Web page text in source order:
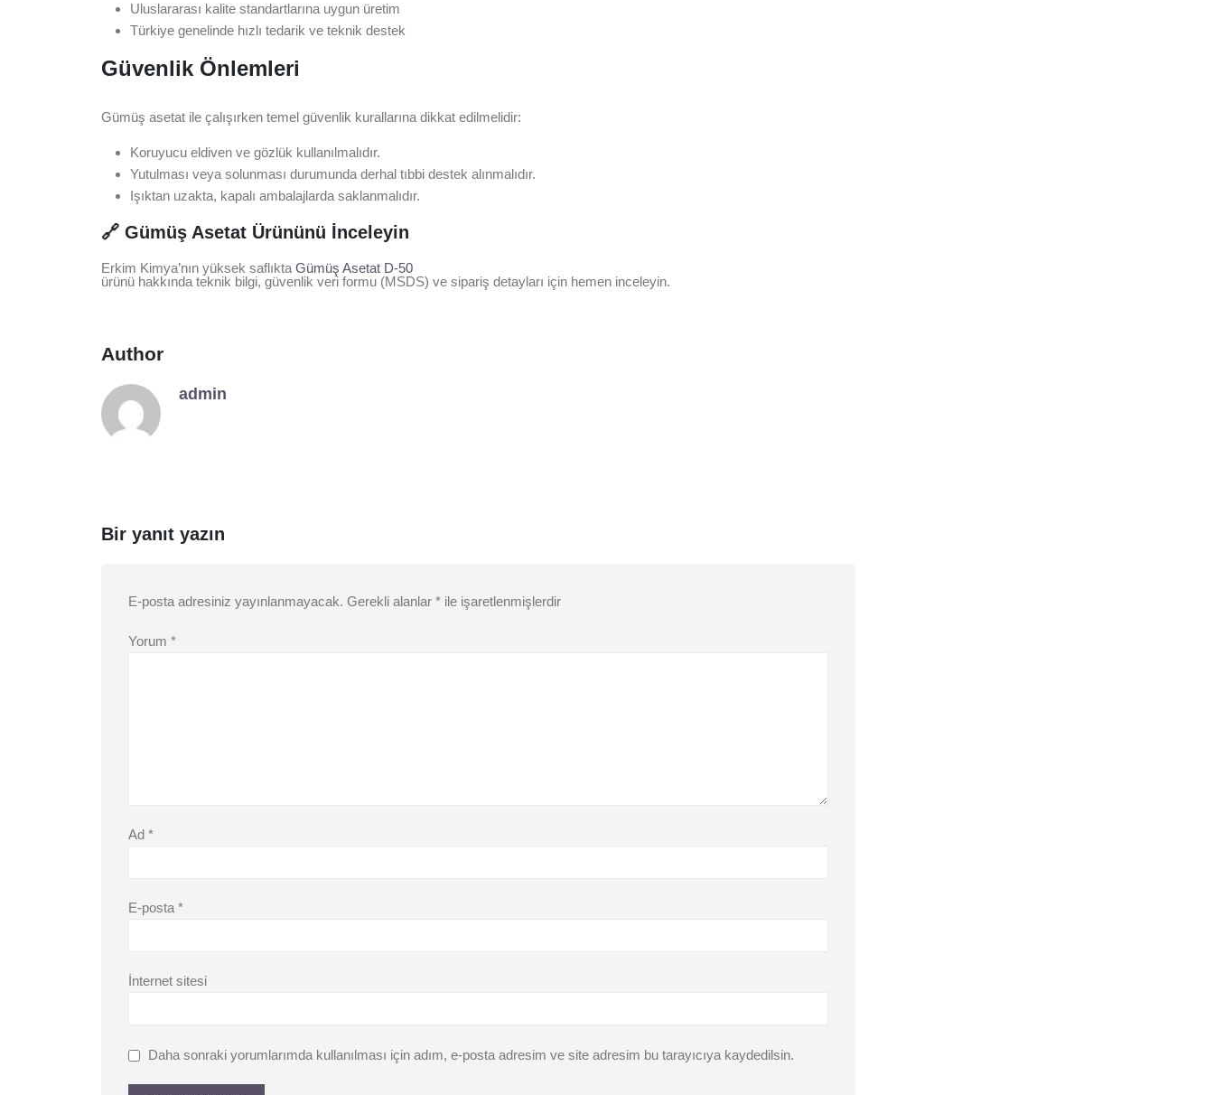
Uluslararası kalite standartlarına uygun üretim
Türkiye genelinde hızlı tedarik ve teknik destek
Güvenlik Önlemleri
Gümüş asetat ile çalışırken temel güvenlik kurallarına dikkat edilmelidir:
Koruyucu eldiven ve gözlük kullanılmalıdır.
Yutulması veya solunması durumunda derhal tıbbi destek alınmalıdır.
Işıktan uzakta, kapalı ambalajlarda saklanmalıdır.
🔗 Gümüş Asetat Ürününü İnceleyin
Erkim Kimya’nın yüksek saflıkta Gümüş Asetat D-50
ürünü hakkında teknik bilgi, güvenlik veri formu (MSDS) ve sipariş detayları için hemen inceleyin.
Author
admin
Bir yanıt yazın
E-posta adresiniz yayınlanmayacak. Gerekli alanlar * ile işaretlenmişlerdir
Yorum *
Ad *
E-posta *
İnternet sitesi
Daha sonraki yorumlarımda kullanılması için adım, e-posta adresim ve site adresim bu tarayıcıya kaydedilsin.